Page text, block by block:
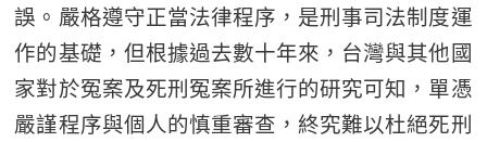
誤。嚴格遵守正當法律程序，是刑事司法制度運
作的基礎，但根據過去數十年來，台灣與其他國
家對於冤案及死刑冤案所進行的研究可知，單憑
嚴謹程序與個人的慎重審查，終究難以杜絕死刑